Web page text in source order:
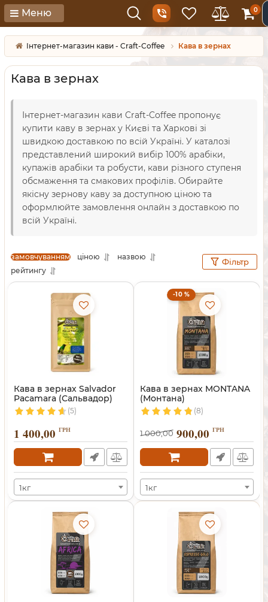
Меню 0
Інтернет-магазин кави - Craft-Coffee Кава в зернах
Кава в зернах
Інтернет-магазин кави Craft-Coffee пропонує
купити каву в зернах у Києві та Харкові зі
швидкою доставкою по всій Україні. У каталозі
представлений широкий вибір 100% арабіки,
купажів арабіки та робусти, кави різного ступеня
обсмаження та смакових профілів. Обирайте
якісну зернову каву за доступною ціною та
оформлюйте замовлення онлайн з доставкою по
всій Україні.
замовчуванням ціною
назвою
рейтингу
Фільтр
Кава в зернах Salvador
Pacamara (Сальвадор)
(5)
1 400,00 ГРН
1кг
-10 %
Кава в зернах MONTANA
(Монтана)
(8)
1 000,00 900,00 ГРН
1кг